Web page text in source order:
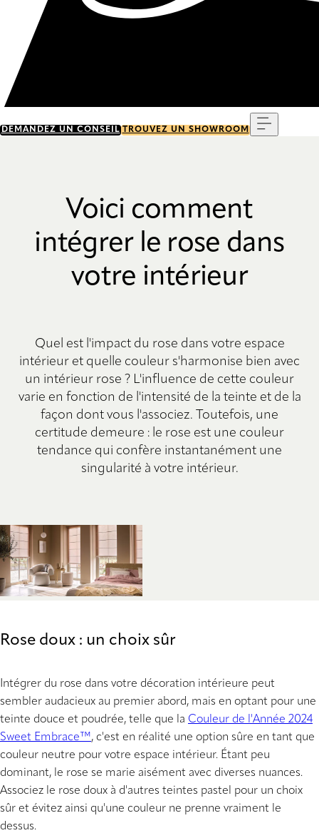
DEMANDEZ UN CONSEIL TROUVEZ UN SHOWROOM
Voici comment
intégrer le rose dans
votre intérieur
Quel est l'impact du rose dans votre espace
intérieur et quelle couleur s'harmonise bien avec
un intérieur rose ? L'influence de cette couleur
varie en fonction de l'intensité de la teinte et de la
façon dont vous l'associez. Toutefois, une
certitude demeure : le rose est une couleur
tendance qui confère instantanément une
singularité à votre intérieur.
Rose doux : un choix sûr
Intégrer du rose dans votre décoration intérieure peut
sembler audacieux au premier abord, mais en optant pour une
teinte douce et poudrée, telle que la Couleur de l'Année 2024
Sweet Embrace™, c'est en réalité une option sûre en tant que
couleur neutre pour votre espace intérieur. Étant peu
dominant, le rose se marie aisément avec diverses nuances.
Associez le rose doux à d'autres teintes pastel pour un choix
sûr et évitez ainsi qu'une couleur ne prenne vraiment le
dessus.